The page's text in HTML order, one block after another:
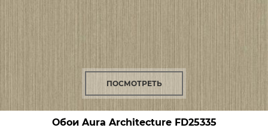
ПОСМОТРЕТЬ
Обои Aura ArchitectureFD25335